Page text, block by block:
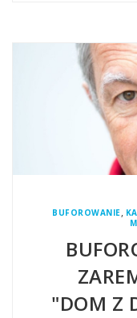
BUFOROWANIE,
"DOM Z